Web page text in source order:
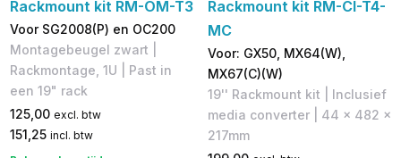
Rackmount kit RM-OM-T3
Voor SG2008(P) en OC200
Montagebeugel zwart |
Rackmontage, 1U | Past in
een 19" rack
125,00 excl. btw
151,25 incl. btw
Rackmount kit RM-CI-T4-
MC
Voor: GX50, MX64(W),
MX67(C)(W)
19'' Rackmount kit | Inclusief
media converter | 44 x 482 x
217mm